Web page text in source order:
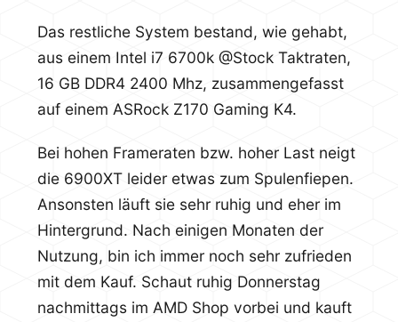
Das restliche System bestand, wie gehabt,
aus einem Intel i7 6700k @Stock Taktraten,
16 GB DDR4 2400 Mhz, zusammengefasst
auf einem ASRock Z170 Gaming K4.
Bei hohen Frameraten bzw. hoher Last neigt
die 6900XT leider etwas zum Spulenfiepen.
Ansonsten läuft sie sehr ruhig und eher im
Hintergrund. Nach einigen Monaten der
Nutzung, bin ich immer noch sehr zufrieden
mit dem Kauf. Schaut ruhig Donnerstag
nachmittags im AMD Shop vorbei und kauft